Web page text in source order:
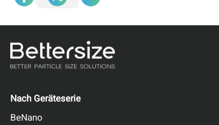
Nach Geräteserie
BeNano